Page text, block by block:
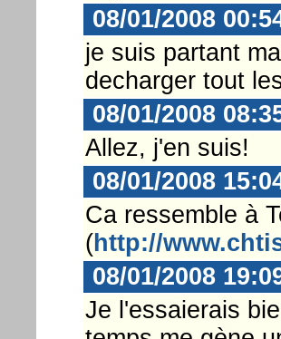
08/01/2008
je suis partant
decharger tout
08/01/2008
Allez, j'en suis!
08/01/2008
Ca ressemble à
(http://
08/01/2008
Je l'essaierais